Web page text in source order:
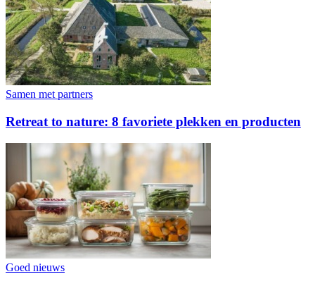
Samen met partners
Retreat to nature: 8 favoriete plekken en producten
Goed nieuws